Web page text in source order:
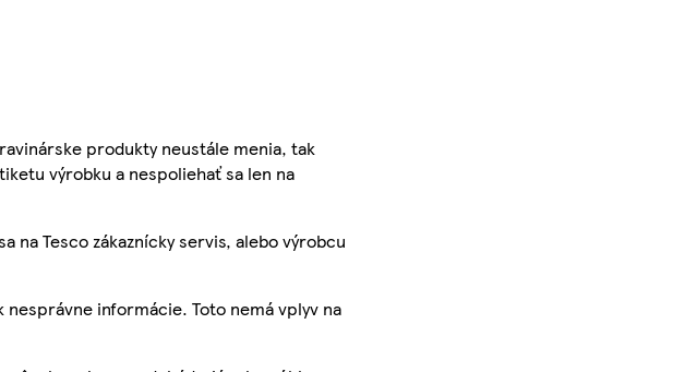
produkty neustále menia, tak
výrobku a nespoliehať sa len na
na Tesco zákaznícky servis, alebo výrobcu
informácie. Toto nemá vplyv na